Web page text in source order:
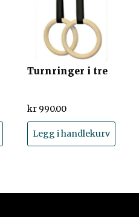
Turnringer i tre
kr 990.00
Legg i handlekurv